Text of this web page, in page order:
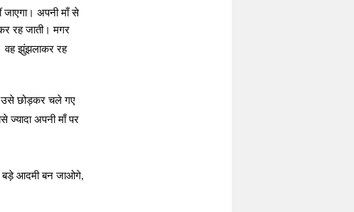
अपनी माँ से
रह जाती। मगर
वह झुंझलाकर रह
उसे छोड़कर चले गए
अपनी माँ पर
बड़े आदमी बन जाओगे,